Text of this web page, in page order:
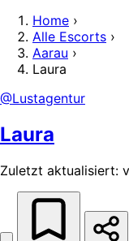
Home ›
Alle Escorts ›
Aarau ›
Laura
@Lustagentur
Laura
Zuletzt aktualisiert: